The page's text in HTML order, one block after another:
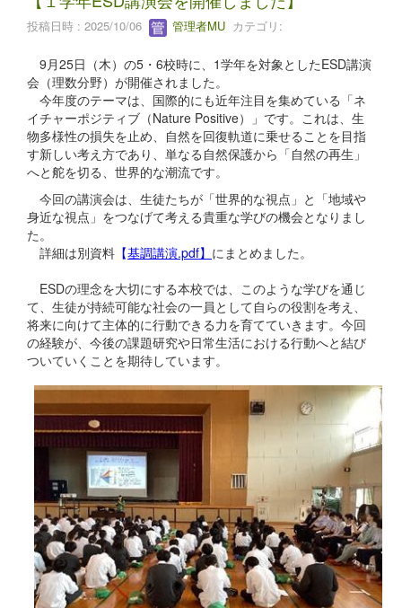
投稿日時 : 2025/10/06 管理者MU カテゴリ:
9月25日（木）の5・6校時に、1学年を対象としたESD講演
会（理数分野）が開催されました。
今年度のテーマは、国際的にも近年注目を集めている「ネ
イチャーポジティブ（Nature Positive）」です。これは、生
物多様性の損失を止め、自然を回復軌道に乗せることを目指
す新しい考え方であり、単なる自然保護から「自然の再生」
へと舵を切る、世界的な潮流です。
今回の講演会は、生徒たちが「世界的な視点」と「地域や
身近な視点」をつなげて考える貴重な学びの機会となりまし
た。
詳細は別資料 【基調講演.pdf】 にまとめました。
ESDの理念を大切にする本校では、このような学びを通じ
て、生徒が持続可能な社会の一員として自らの役割を考え、
将来に向けて主体的に行動できる力を育てていきます。今回
の経験が、今後の課題研究や日常生活における行動へと結び
ついていくことを期待しています。